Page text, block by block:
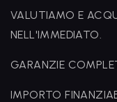
VALUTIAMO E
NELL'IMMEDIATO.
GARANZIE
IMPORTO